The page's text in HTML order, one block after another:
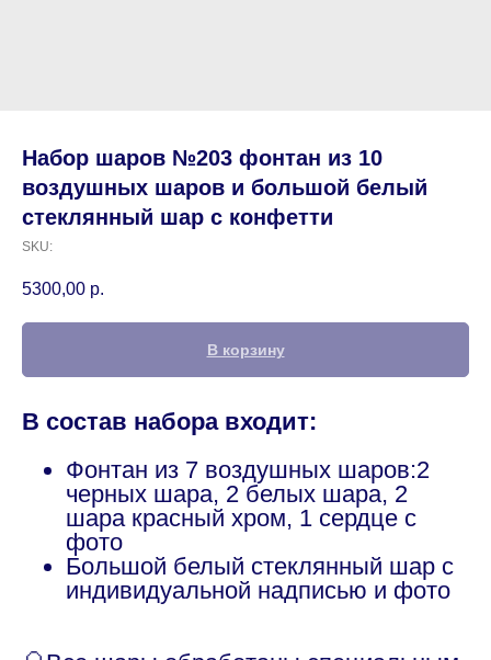
Набор шаров №203 фонтан из 10
воздушных шаров и большой белый
стеклянный шар с конфетти
SKU:
5300,00 р.
В корзину
В состав набора входит:
Фонтан из 7 воздушных шаров:2
черных шара, 2 белых шара, 2
шара красный хром, 1 сердце с
фото
Большой белый стеклянный шар с
индивидуальной надписью и фото